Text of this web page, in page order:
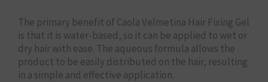
The primary benefit of Caola Velmetina Hair Fixing Gel
is that it is water-based, so it can be applied to wet or
dry hair with ease. The aqueous formula allows the
product to be easily distributed on the hair, resulting
in a simple and effective application.